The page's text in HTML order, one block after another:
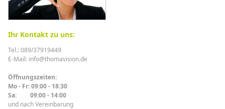
Ihr Kontakt zu uns:
Tel.: 089/37919449
E-Mail: info@thomavision.de
Öffnungszeiten:
Mo - Fr: 09:00 - 18:30
Sa: 09:00 - 14:00
und nach Vereinbarung